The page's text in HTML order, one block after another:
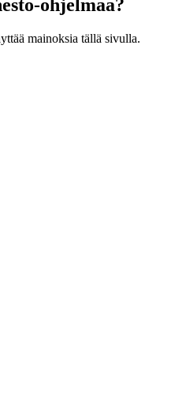
ohjelmaa?
mainoksia tällä sivulla.